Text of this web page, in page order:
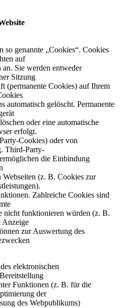
so genannte „Cookies“. Cookies
auf
Sie werden entweder
Sitzung
(permanente Cookies) auf Ihrem
automatisch gelöscht. Permanente
oder eine automatische
erfolgt.
Cookies) oder von
Third-Party-
die Einbindung
(z. B. Cookies zur
Zahlreiche Cookies sind
nicht funktionieren würden (z. B.
Anzeige
zur Auswertung des
elektronischen
Funktionen (z. B. für die
der
des Webpublikums)